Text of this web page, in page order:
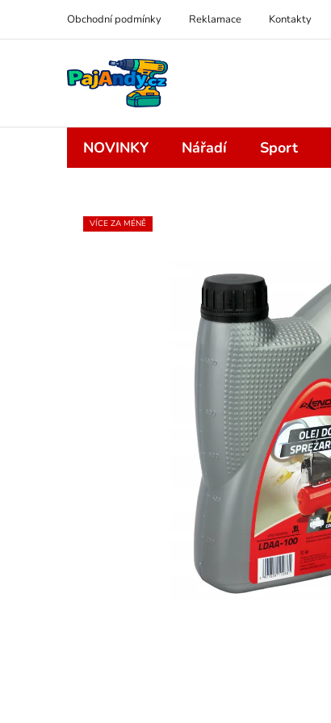
obsah
Obchodní podmínky Reklamace Kontakty
NOVINKY Nářadí Sport
VÍCE ZA MÉNĚ